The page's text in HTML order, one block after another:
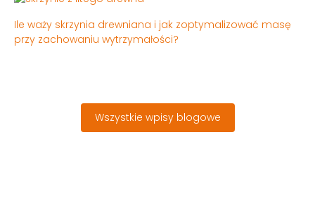
Ile waży skrzynia drewniana i jak zoptymalizować masę
przy zachowaniu wytrzymałości?
Wszystkie wpisy blogowe